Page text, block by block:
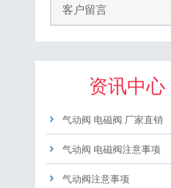
客户留言
资讯中心
气动阀 电磁阀 厂家直销
气动阀 电磁阀注意事项
气动阀注意事项